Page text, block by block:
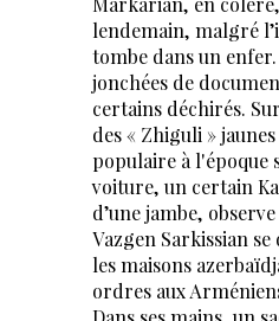
lendemain, malgré
tombe dans un
jonchées de
certains déchirés.
des « Zhiguli »
populaire à l'époque
voiture, un certain
d’une jambe,
Vazgen Sarkissian
les maisons
ordres aux